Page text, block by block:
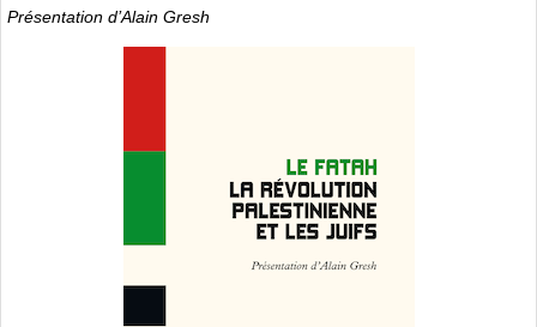
Présentation d’Alain Gresh